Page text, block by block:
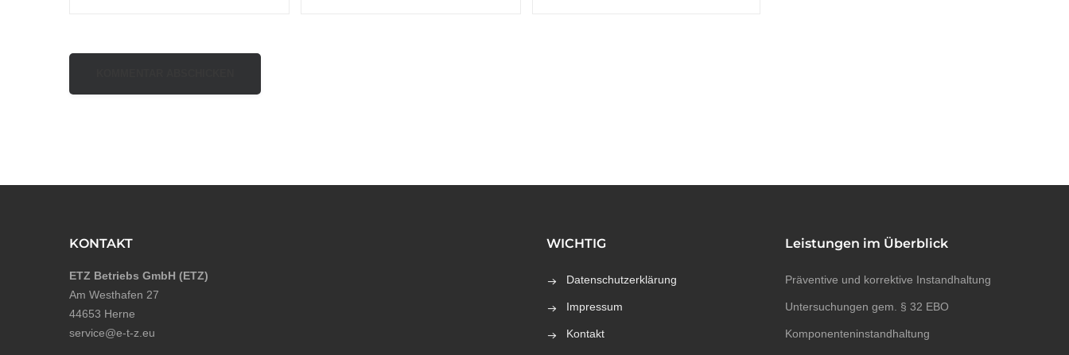
KONTAKT
ETZ Betriebs GmbH (ETZ)
Am Westhafen 27
44653 Herne
service@e-t-z.eu
WICHTIG
Datenschutzerklärung
Impressum
Kontakt
Leistungen im Überblick
Präventive und korrektive Instandhaltung
Untersuchungen gem. § 32 EBO
Komponenteninstandhaltung